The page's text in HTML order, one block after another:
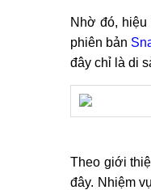
Nhờ đó,
phiên bản
đây chỉ là di
Theo giới
đây. Nhiệm